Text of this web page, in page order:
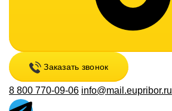
Заказать звонок
8 800 770-09-06 info@mail.eupribor.ru